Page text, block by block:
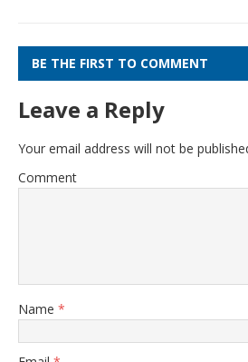
BE THE FIRST TO COMMENT
Leave a Reply
Your email address will not be
Comment
Name *